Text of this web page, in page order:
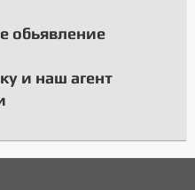
обьявление
и наш агент